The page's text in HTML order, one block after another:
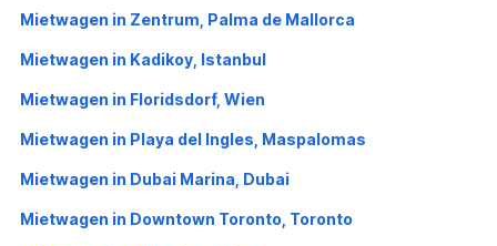
Mietwagen in Zentrum, Palma de Mallorca
Mietwagen in Kadikoy, Istanbul
Mietwagen in Floridsdorf, Wien
Mietwagen in Playa del Ingles, Maspalomas
Mietwagen in Dubai Marina, Dubai
Mietwagen in Downtown Toronto, Toronto